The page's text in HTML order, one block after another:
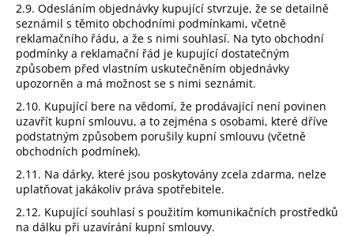
2.9. Odesláním objednávky kupující stvrzuje, že se detailně
seznámil s těmito obchodními podmínkami, včetně
reklamačního řádu, a že s nimi souhlasí. Na tyto obchodní
podmínky a reklamační řád je kupující dostatečným
způsobem před vlastním uskutečněním objednávky
upozorněn a má možnost se s nimi seznámit.
2.10. Kupující bere na vědomí, že prodávající není povinen
uzavřít kupní smlouvu, a to zejména s osobami, které dříve
podstatným způsobem porušily kupní smlouvu (včetně
obchodních podmínek).
2.11. Na dárky, které jsou poskytovány zcela zdarma, nelze
uplatňovat jakákoliv práva spotřebitele.
2.12. Kupující souhlasí s použitím komunikačních prostředků
na dálku při uzavírání kupní smlouvy.